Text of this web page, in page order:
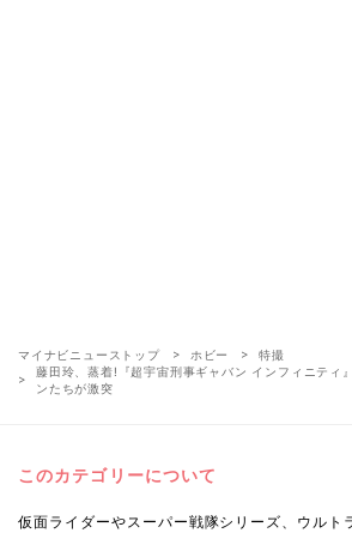
マイナビニューストップ ホビー
特撮
藤田玲、蒸着!『超宇宙刑事ギャバン インフィニティ
ンたちが激突
このカテゴリーについて
仮面ライダーやスーパー戦隊シリーズ、ウルト